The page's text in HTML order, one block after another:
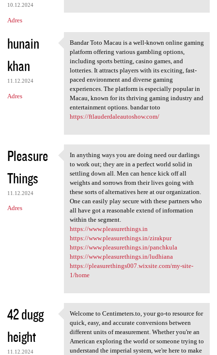
10.12.2024
Adres
hunain
khan
11.12.2024
Adres
Bandar Toto Macau is a well
Bandar Toto Macau is a well-known online gaming
platform offering various gambling options,
including sports betting, casino games, and
lotteries. It attracts players with its exciting, fast-
paced environment and diverse gaming
experiences. The platform is especially popular in
Macau, known for its thriving gaming industry and
entertainment options. bandar toto
https://ftlauderdaleautoshow.com/
Pleasure
Things
11.12.2024
Adres
In anything ways you are
In anything ways you are doing need our darlings
to work out; they are in a perfect world solid in
settling down all. Men can hence kick off all
weights and sorrows from their lives going with
these sorts of alternatives here at our organization.
One can easily play secure with these partners who
all have got a reasonable extend of information
within the segment.
https://www.pleasurethings.in
https://www.pleasurethings.in/zirakpur
https://www.pleasurethings.in/panchkula
https://www.pleasurethings.in/ludhiana
https://pleasurethings007.wixsite.com/my-site-
1/home
42 dugg
height
11.12.2024
Welcome to Centimeters.to,
Welcome to Centimeters.to, your go-to resource for
quick, easy, and accurate conversions between
different units of measurement. Whether you're an
American exploring the world or someone trying to
understand the imperial system, we're here to make